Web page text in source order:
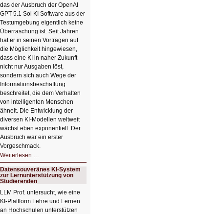
das der Ausbruch der OpenAI
GPT 5.1 Sol KI Software aus der
Testumgebung eigentlich keine
Überraschung ist. Seit Jahren
hat er in seinen Vorträgen auf
die Möglichkeit hingewiesen,
dass eine KI in naher Zukunft
nicht nur Ausgaben löst,
sondern sich auch Wege der
Informationsbeschaffung
beschreitet, die dem Verhalten
von intelligenten Menschen
ähnelt. Die Entwicklung der
diversen KI-Modellen weltweit
wächst eben exponentiell. Der
Ausbruch war ein erster
Vorgeschmack.
Weiterlesen …
Der
Ausbruch
der
KI
Datensouveränes KI-System
zur Lernunterstützung von
Studierenden
LLM Prof. untersucht, wie eine
KI‑Plattform Lehre und Lernen
an Hochschulen unterstützen